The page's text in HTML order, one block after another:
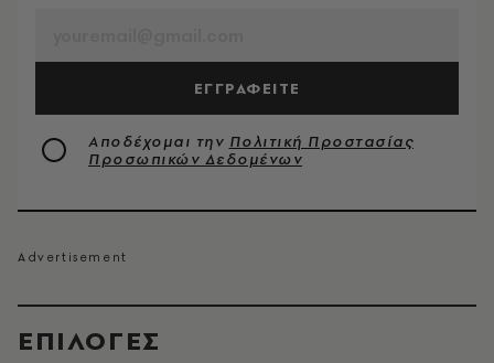
EΠΙΛΟΓΈΣ
ΕΓΓΡΑΦΕΙΤΕ
Αποδέχομαι την Πολιτική Προστασίας
Προσωπικών Δεδομένων